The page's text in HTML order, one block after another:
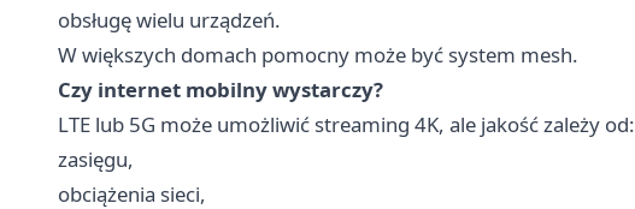
obsługę wielu urządzeń.
W większych domach pomocny może być system mesh.
Czy internet mobilny wystarczy?
LTE lub 5G może umożliwić streaming 4K, ale jakość zależy od:
zasięgu,
obciążenia sieci,